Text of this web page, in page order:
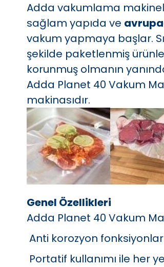
Adda vakumlama
sağlam yapıda ve
vakum yapmaya başlar.
şekilde paketlenmiş
korunmuş olmanın
Adda Planet 40 Vakum
makinasıdır.
Genel Özellikleri
Adda Planet 40 Vakum
Anti korozyon
Portatif kullanımı ile her